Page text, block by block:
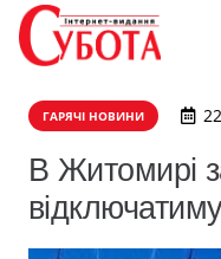
ГАРЯЧІ НОВИНИ
В Житомирі